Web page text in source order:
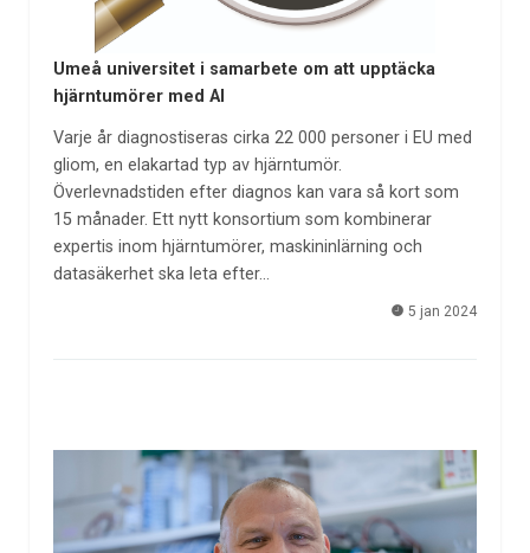
Umeå universitet i samarbete om att upptäcka
hjärntumörer med AI
Varje år diagnostiseras cirka 22 000 personer i EU med
gliom, en elakartad typ av hjärntumör.
Överlevnadstiden efter diagnos kan vara så kort som
15 månader. Ett nytt konsortium som kombinerar
expertis inom hjärntumörer, maskininlärning och
datasäkerhet ska leta efter…
5 jan 2024